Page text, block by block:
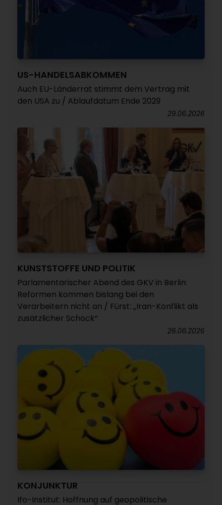
US-HANDELSABKOMMEN
Auch EU-Länderrat stimmt dem Vertrag mit
den USA zu / Ablaufdatum Ende 2029
29.06.2026
KUNSTSTOFFE UND POLITIK
Parlamentarischer Abend des GKV in Berlin:
Reformen kommen bislang bei den
Verarbeitern nicht an / Fürst: „Iran-Konflikt als
zusätzlicher Schock“
26.06.2026
KONJUNKTUR
Ifo-Institut: Hoffnung auf geopolitische